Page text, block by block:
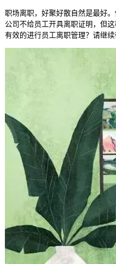
职场离职，好聚好散自然是最好
公司不给员工开具离职证明，但
有效的进行员工离职管理？请继续